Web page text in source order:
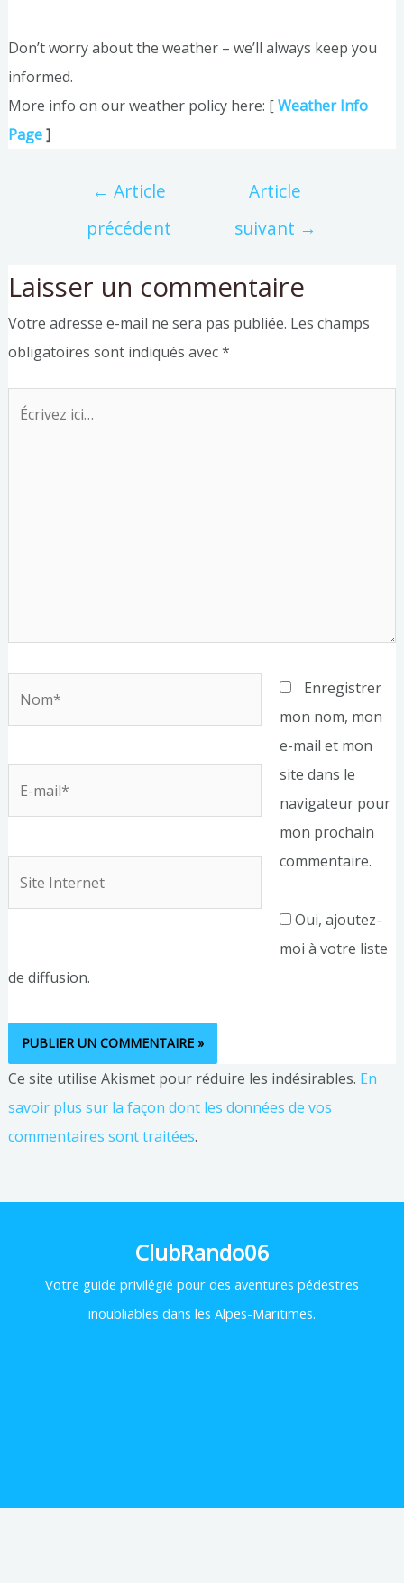
Don’t worry about the weather – we’ll always keep you
informed.
More info on our weather policy here: [Weather Info
Page]
← Article
précédent
Article
suivant →
Laisser un commentaire
Votre adresse e-mail ne sera pas publiée. Les champs
obligatoires sont indiqués avec*
Écrivez
Enregistrer
mon nom, mon
e-mail et mon
site dans le
navigateur pour
mon prochain
commentaire.
Oui, ajoutez-
moi à votre liste
de diffusion.
Ce site utilise Akismet pour réduire les indésirables. En
savoir plus sur la façon dont les données de vos
commentaires sont traitées.
ClubRando06
Votre guide privilégié pour des aventures pédestres
inoubliables dans les Alpes-Maritimes.